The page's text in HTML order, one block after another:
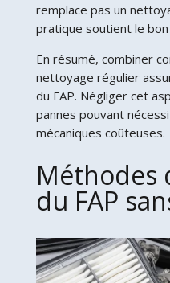
remplace pas un
pratique soutient le
En résumé, combiner
nettoyage régulier
du FAP. Négliger cet
pannes pouvant
mécaniques coûteuses.
Méthodes
du FAP